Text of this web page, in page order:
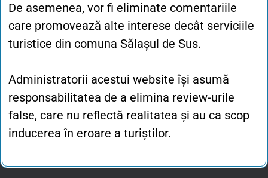
De asemenea, vor fi eliminate comentariile
care promovează alte interese decât serviciile
turistice din comuna Sălașul de Sus.
Administratorii acestui website își asumă
responsabilitatea de a elimina review-urile
false, care nu reflectă realitatea și au ca scop
inducerea în eroare a turiștilor.